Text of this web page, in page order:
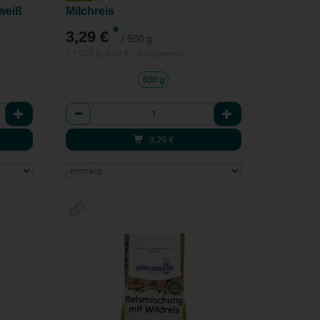
Milchreis
3,29 € * / 500 g
500 g
Anzahl
3,29 €